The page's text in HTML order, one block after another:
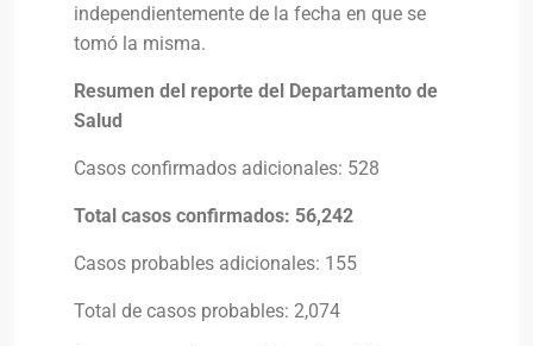
independientemente de la fecha en que se
tomó la misma.
Resumen del reporte del Departamento de
Salud
Casos confirmados adicionales: 528
Total casos confirmados: 56,242
Casos probables adicionales: 155
Total de casos probables: 2,074